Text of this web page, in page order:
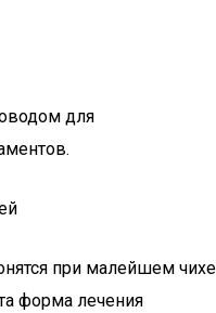
для
при малейшем чихе
форма лечения